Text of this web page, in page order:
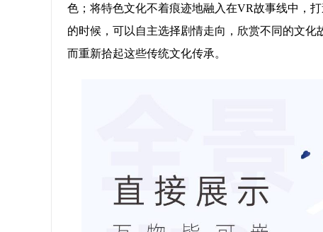
色；将特色文化不着痕迹地融入在VR故事线中，
的时候，可以自主选择剧情走向，欣赏不同的文
而重新拾起这些传统文化传承。